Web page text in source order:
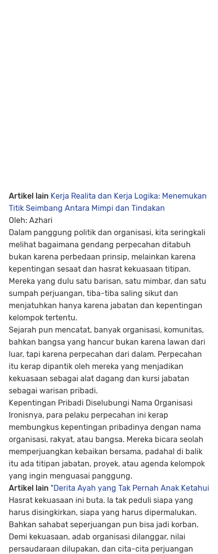
Artikel lain Kerja Realita dan Kerja Logika: Menemukan
Titik Seimbang Antara Mimpi dan Tindakan
Oleh: Azhari
Dalam panggung politik dan organisasi, kita seringkali
melihat bagaimana gendang perpecahan ditabuh
bukan karena perbedaan prinsip, melainkan karena
kepentingan sesaat dan hasrat kekuasaan titipan.
Mereka yang dulu satu barisan, satu mimbar, dan satu
sumpah perjuangan, tiba-tiba saling sikut dan
menjatuhkan hanya karena jabatan dan kepentingan
kelompok tertentu.
Sejarah pun mencatat, banyak organisasi, komunitas,
bahkan bangsa yang hancur bukan karena lawan dari
luar, tapi karena perpecahan dari dalam. Perpecahan
itu kerap dipantik oleh mereka yang menjadikan
kekuasaan sebagai alat dagang dan kursi jabatan
sebagai warisan pribadi.
Kepentingan Pribadi Diselubungi Nama Organisasi
Ironisnya, para pelaku perpecahan ini kerap
membungkus kepentingan pribadinya dengan nama
organisasi, rakyat, atau bangsa. Mereka bicara seolah
memperjuangkan kebaikan bersama, padahal di balik
itu ada titipan jabatan, proyek, atau agenda kelompok
yang ingin menguasai panggung.
Artikel lain "Derita Ayah yang Tak Pernah Anak Ketahui
Hasrat kekuasaan ini buta. Ia tak peduli siapa yang
harus disingkirkan, siapa yang harus dipermalukan.
Bahkan sahabat seperjuangan pun bisa jadi korban.
Demi kekuasaan, adab organisasi dilanggar, nilai
persaudaraan dilupakan, dan cita-cita perjuangan